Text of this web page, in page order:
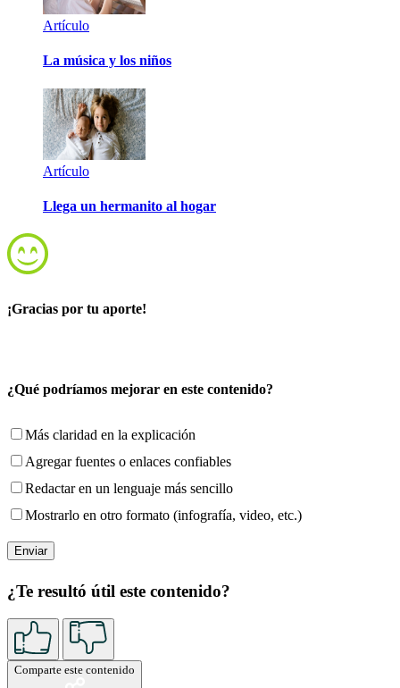
Artículo
La música y los niños
Artículo
Llega un hermanito al hogar
¡Gracias por tu aporte!
¿Qué podríamos mejorar en este contenido?
Más claridad en la explicación
Agregar fuentes o enlaces confiables
Redactar en un lenguaje más sencillo
Mostrarlo en otro formato (infografía, video, etc.)
¿Te resultó útil este contenido?
Comparte este contenido